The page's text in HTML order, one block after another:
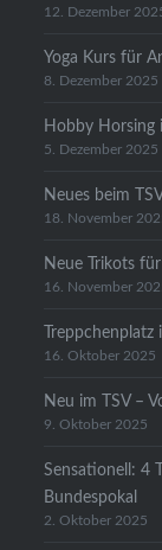
12. Dezember
Yoga Kurs für
8. Dezember 2025
Hobby Horsing
5. Dezember 2025
Neues beim
18. November
Neue Trikots
16. November
16. Oktober 2025
Neu im TSV –
9. Oktober 2025
Sensationell: 4
Bundespokal
2. Oktober 2025